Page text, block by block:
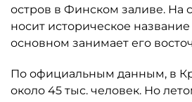
остров в Финском заливе. На
носит историческое
основном занимает его
По официальным данным, в
около 45 тыс. человек. Но